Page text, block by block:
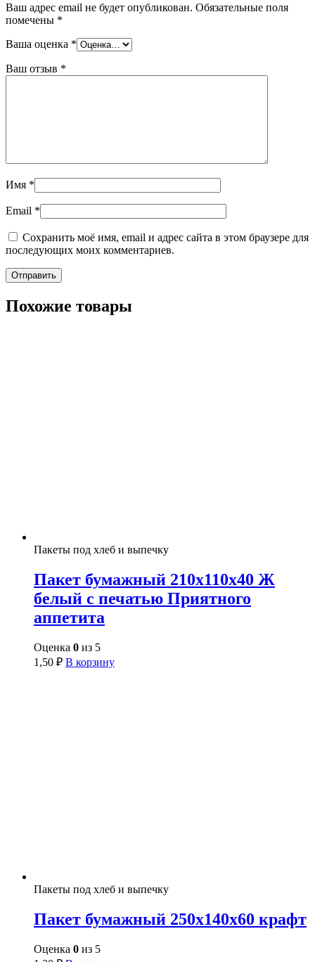
Ваш адрес email не будет опубликован. Обязательные поля
помечены *
Ваша оценка *
Ваш отзыв *
Имя *
Email *
Сохранить моё имя, email и адрес сайта в этом браузере для
последующих моих комментариев.
Похожие товары
Пакеты под хлеб и выпечку
Пакет бумажный 210х110х40 Ж
белый с печатью Приятного
аппетита
Оценка 0 из 5
1,50 ₽ В корзину
Пакеты под хлеб и выпечку
Пакет бумажный 250х140х60 крафт
Оценка 0 из 5